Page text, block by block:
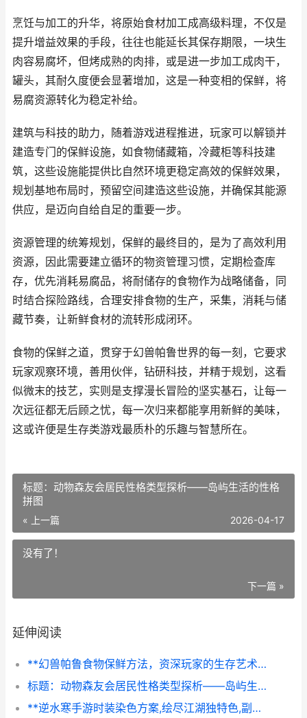
烹饪与加工的升华，将原始食材加工成高级料理，不仅是
提升增益效果的手段，往往也能延长其保存期限，一块生
肉容易腐坏，但烤成熟的肉排，或是进一步加工成肉干，
罐头，其耐久度便会显著增加，这是一种变相的保鲜，将
易腐资源转化为稳定补给。
建筑与科技的助力，随着游戏进程推进，玩家可以解锁并
建造专门的保鲜设施，如食物储藏箱，冷藏柜等科技建
筑，这些设施能提供比自然环境更稳定高效的保鲜效果，
规划基地布局时，预留空间建造这些设施，并确保其能源
供应，是迈向自给自足的重要一步。
资源管理的统筹规划，保鲜的最终目的，是为了高效利用
资源，因此需要建立循环的物资管理习惯，定期检查库
存，优先消耗易腐品，将耐储存的食物作为战略储备，同
时结合探险路线，合理安排食物的生产，采集，消耗与储
藏节奏，让新鲜食材的流转形成闭环。
食物的保鲜之道，贯穿于幻兽帕鲁世界的每一刻，它要求
玩家观察环境，善用伙伴，钻研科技，并精于规划，这看
似微末的技艺，实则是支撑漫长冒险的坚实基石，让每一
次远征都无后顾之忧，每一次归来都能享用新鲜的美味，
这或许便是生存类游戏最质朴的乐趣与智慧所在。
标题：动物森友会居民性格类型探析——岛屿生活的性格
拼图
« 上一篇 2026-04-17
没有了！
下一篇 »
延伸阅读
**幻兽帕鲁食物保鲜方法，资深玩家的生存艺术，副标题，冰与火的储藏智慧**
标题：动物森友会居民性格类型探析——岛屿生活的性格拼图
**逆水寒手游时装染色方案,绘尽江湖独特色,副标题,资深玩家的色彩美学与实战心得**